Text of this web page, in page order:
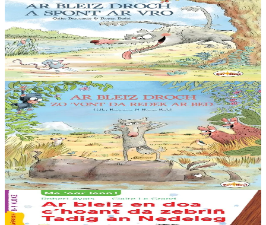
Ar Bleiz Droch a spont ar Vro
"Me eo ar Bleiz, spontailh ar vro ! a ra deoc’h krenañ tro-war-dro !
Spontit, tudoù, spontit, loened ! An holl ganin a vo debret !”
Er stok13,50 €
5 bloaz hag ouzhpenn
Sav-heol
Ar Bleiz Droch zo 'vont da redek ar bed
Hiziv emañ ar Bleiz Droch oc'h en em soñjal ha hir e kav e amzer. «
Chom da chaseal er vro-mañ, sed a zo un torr-penn eus ar re
washañ. Graet eo ma soñj ganin...
Er stok13,50 €
6 vloaz hag ouzhpenn
Sav-heol